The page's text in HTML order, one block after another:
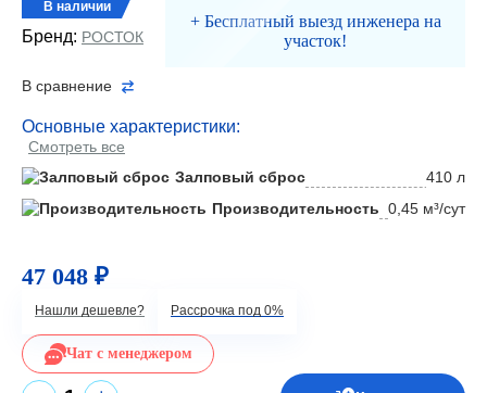
В наличии
Бренд: РОСТОК
+ Бесплатный выезд инженера на
участок!
В сравнение
Основные характеристики:
Смотреть все
Залповый сброс
410 л
Производительность 0,45 м³/сут
47 048 ₽
Нашли дешевле? Рассрочка под 0%
Чат с менеджером